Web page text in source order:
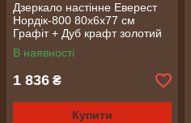
Дзеркало настінне Еверест
Нордік-800 80х6х77 см
Графіт + Дуб крафт золотий
(DTM-5522)
В наявності
1 836 ₴
Купити